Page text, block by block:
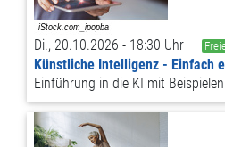
Di., 20.10.2026 - 18:30 Uhr
Künstliche Intelligenz - Einfach
Einführung in die KI mit Beispielen